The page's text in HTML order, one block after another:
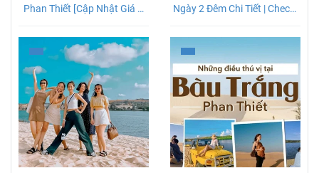
Phan Thiết [Cập Nhật Giá &
Ngày 2 Đêm Chi Tiết | Check-